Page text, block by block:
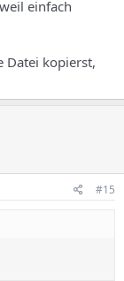
einfach
Datei kopierst,
#15